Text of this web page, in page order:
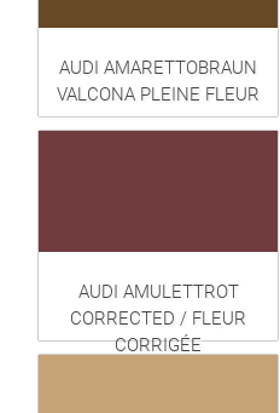
AUDI AMARETTOBRAUN
VALCONA PLEINE FLEUR
AUDI AMULETTROT
CORRECTED / FLEUR
CORRIGÉE